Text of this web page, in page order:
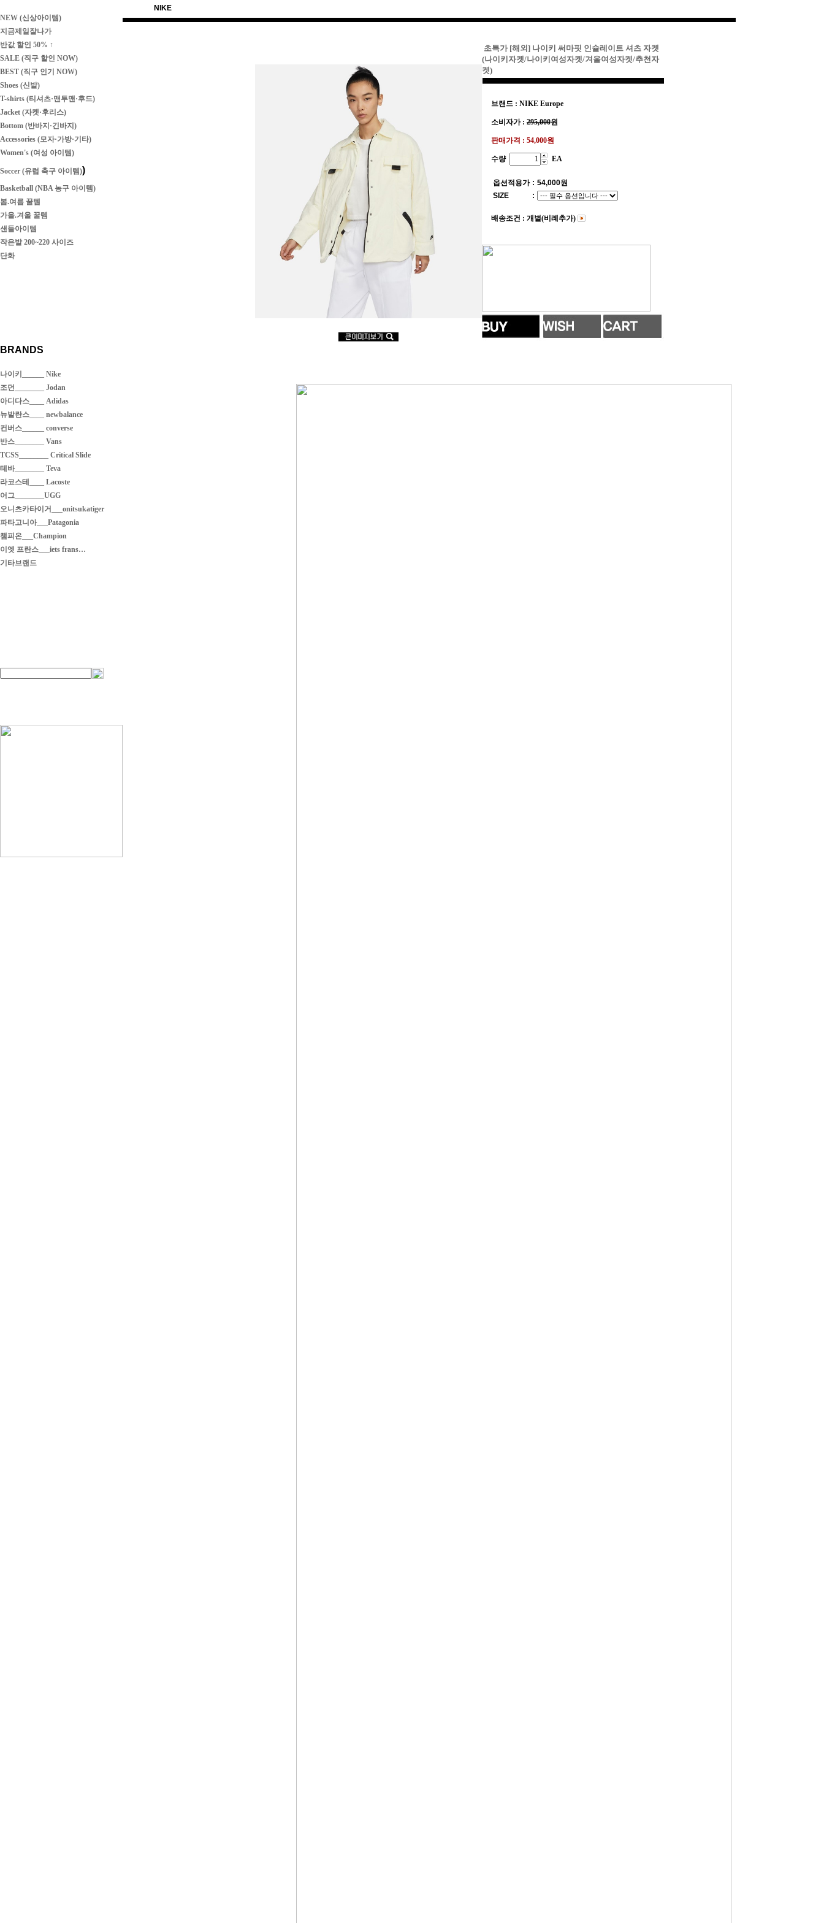
NEW (신상아이템)
지금제일잘나가
반값 할인 50% ↑
SALE (직구 할인 NOW)
BEST (직구 인기 NOW)
Shoes (신발)
T-shirts (티셔츠·맨투맨·후드)
Jacket (자켓·후리스)
Bottom (반바지·긴바지)
Accessories (모자·가방·기타)
Women's (여성 아이템)
Soccer (유럽 축구 아이템))
Basketball (NBA 농구 아이템)
봄.여름 꿀템
가을.겨울 꿀템
샌들아이템
작은발 200~220 사이즈
단화
BRANDS
나이키______ Nike
조던________ Jodan
아디다스____ Adidas
뉴발란스____ newbalance
컨버스______ converse
반스________ Vans
TCSS________ Critical Slide
테바________ Teva
라코스테____ Lacoste
어그________UGG
오니츠카타이거___onitsukatiger
파타고니아___Patagonia
챔피온___Champion
이엣 프란스___iets frans…
기타브랜드
NIKE
초특가 [해외] 나이키 써마핏 인슐레이트 셔츠 자켓
(나이키자켓/나이키여성자켓/겨울여성자켓/추천자
켓)
브랜드 : NIKE Europe
소비자가 : 295,000원
판매가격 : 54,000원
수량 EA
옵션적용가 : 54,000원
SIZE
:
배송조건 : 개별(비례추가)